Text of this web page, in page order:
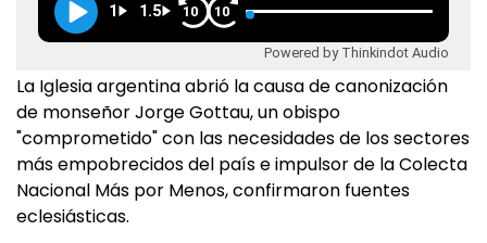
1 1.5 10 10
Powered by Thinkindot Audio
La Iglesia argentina abrió la causa de canonización
de monseñor Jorge Gottau, un obispo
"comprometido" con las necesidades de los sectores
más empobrecidos del país e impulsor de la Colecta
Nacional Más por Menos, confirmaron fuentes
eclesiásticas.